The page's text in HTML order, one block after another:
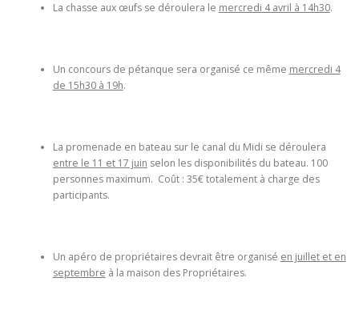
La chasse aux œufs se déroulera le mercredi 4 avril à 14h30.
Un concours de pétanque sera organisé ce même mercredi 4
de 15h30 à 19h.
La promenade en bateau sur le canal du Midi se déroulera
entre le 11 et 17 juin selon les disponibilités du bateau. 100
personnes maximum. Coût : 35€ totalement à charge des
participants.
Un apéro de propriétaires devrait être organisé en juillet et en
septembre à la maison des Propriétaires.